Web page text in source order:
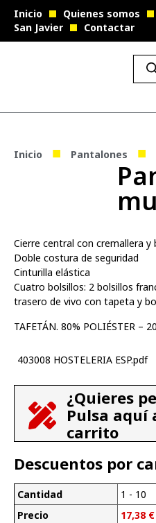
Inicio Quienes somos
San Javier
Contactar
Inicio ■ Pantalones ■
Cierre central con cremallera y
Doble costura de seguridad
Cinturilla elástica
Cuatro bolsillos: 2 bolsillos
trasero de vivo con tapeta y
TAFETÁN. 80% POLIÉSTER –
403008 HOSTELERIA ESP.pdf
¿Quieres
Pulsa aquí
carrito
Descuentos por
Cantidad
Precio
1 - 10
17,38 €